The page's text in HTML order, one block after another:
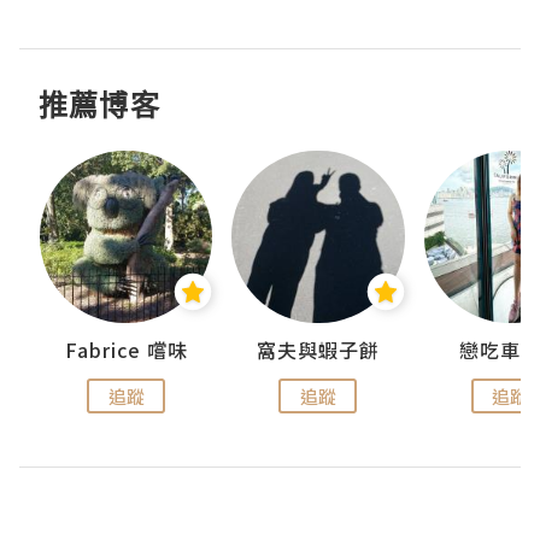
推薦博客
Fabrice 嚐味
追蹤
窩夫與蝦子餅
追蹤
戀吃車
追蹤